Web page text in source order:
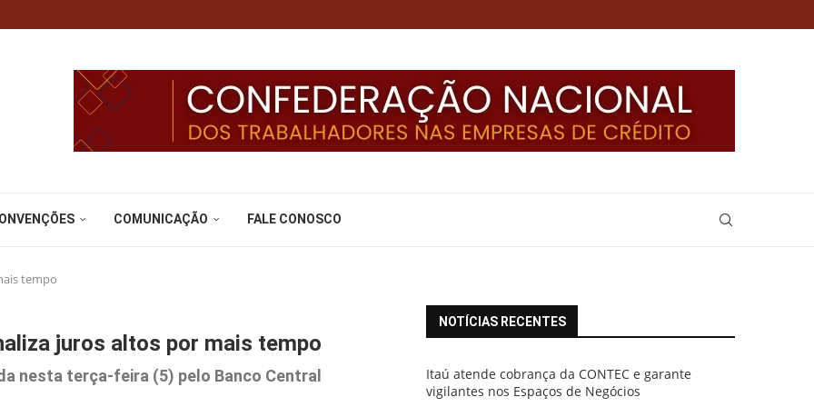
COMUNICAÇÃO FALE CONOSCO
tempo
juros altos por mais tempo
nesta terça-feira (5) pelo Banco Central
NOTÍCIAS RECENTES
Itaú atende cobrança da CONTEC e garante
vigilantes nos Espaços de Negócios